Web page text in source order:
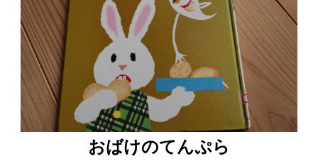
おばけのてんぷら